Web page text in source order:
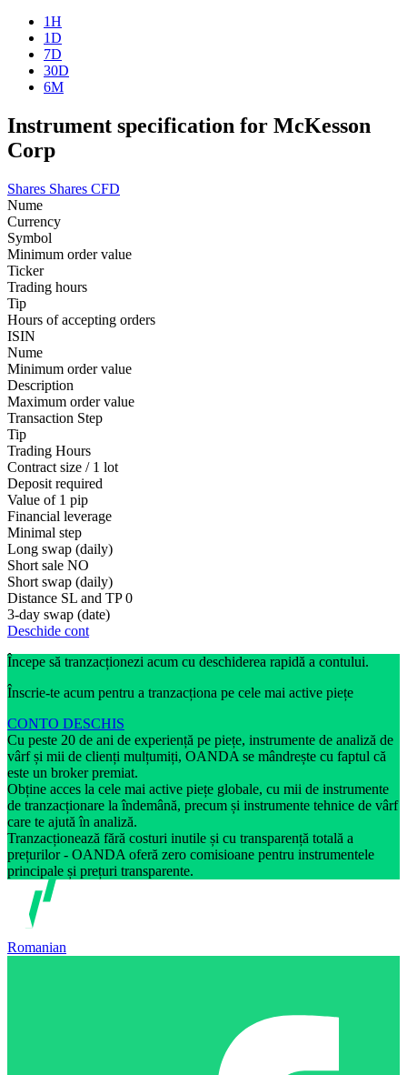
1H
1D
7D
30D
6M
Instrument specification for McKesson
Corp
Shares Shares CFD
Nume
Currency
Symbol
Minimum order value
Ticker
Trading hours
Tip
Hours of accepting orders
ISIN
Nume
Minimum order value
Description
Maximum order value
Transaction Step
Tip
Trading Hours
Contract size / 1 lot
Deposit required
Value of 1 pip
Financial leverage
Minimal step
Long swap (daily)
Short sale NO
Short swap (daily)
Distance SL and TP 0
3-day swap (date)
Deschide cont
Începe să tranzacționezi acum cu deschiderea rapidă a contului.
Înscrie-te acum pentru a tranzacționa pe cele mai active piețe
CONTO DESCHIS
Cu peste 20 de ani de experiență pe piețe, instrumente de analiză de
vârf și mii de clienți mulțumiți, OANDA se mândrește cu faptul că
este un broker premiat.
Obține acces la cele mai active piețe globale, cu mii de instrumente
de tranzacționare la îndemână, precum și instrumente tehnice de vârf
care te ajută în analiză.
Tranzacționează fără costuri inutile și cu transparență totală a
prețurilor - OANDA oferă zero comisioane pentru instrumentele
principale și prețuri transparente.
Romanian